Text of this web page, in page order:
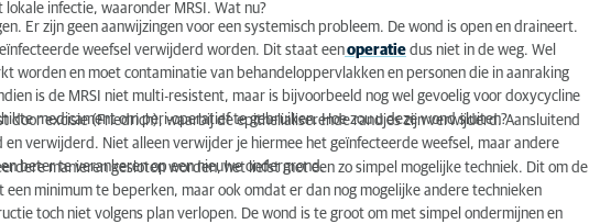
infectie, waaronder MRSI. Wat nu?
Er zijn geen aanwijzingen voor een systemisch probleem. De wond is open en draineert.
weefsel verwijderd worden. Dit staat eenoperatie dus niet in de weg. Wel
worden en moet contaminatie van behandeloppervlakken en personen die in aanraking
is de MRSI niet multi-resistent, maar is bijvoorbeeld nog wel gevoelig voor doxycycline
medicament om peri-operatief te gebruiken. Hoe zou u deze wond sluiten?
door excisie (Friedrich), waarbij de epithelialiserende randjes zijn verwijderd. Aansluitend
verwijderd. Niet alleen verwijder je hiermee het geïnfecteerde weefsel, maar andere
beter te verankeren op een nieuwe ondergrond.
manieren gesloten worden, het liefst met een zo simpel mogelijke techniek. Dit om de
minimum te beperken, maar ook omdat er dan nog mogelijke andere technieken
toch niet volgens plan verlopen. De wond is te groot om met simpel ondermijnen en